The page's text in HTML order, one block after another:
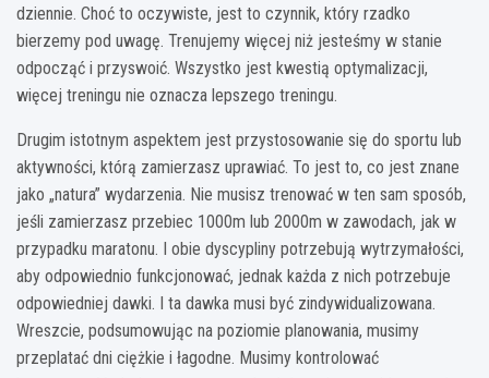
dziennie. Choć to oczywiste, jest to czynnik, który rzadko
bierzemy pod uwagę. Trenujemy więcej niż jesteśmy w stanie
odpocząć i przyswoić. Wszystko jest kwestią optymalizacji,
więcej treningu nie oznacza lepszego treningu.
Drugim istotnym aspektem jest przystosowanie się do sportu lub
aktywności, którą zamierzasz uprawiać. To jest to, co jest znane
jako „natura” wydarzenia. Nie musisz trenować w ten sam sposób,
jeśli zamierzasz przebiec 1000m lub 2000m w zawodach, jak w
przypadku maratonu. I obie dyscypliny potrzebują wytrzymałości,
aby odpowiednio funkcjonować, jednak każda z nich potrzebuje
odpowiedniej dawki. I ta dawka musi być zindywidualizowana.
Wreszcie, podsumowując na poziomie planowania, musimy
przeplatać dni ciężkie i łagodne. Musimy kontrolować